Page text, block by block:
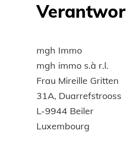
mgh Immo
mgh immo s.à r.l.
Frau Mireille Gritten
31A, Duarrefstrooss
L-9944 Beiler
Luxembourg